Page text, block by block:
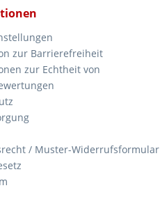
zur Barrierefreiheit
zur Echtheit von
/ Muster-Widerrufsformular